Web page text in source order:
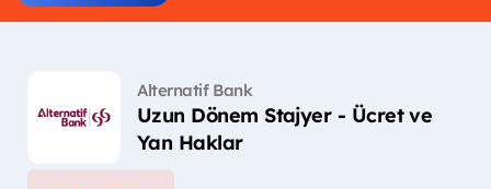
Alternatif Bank
Uzun Dönem Stajyer - Ücret ve
Yan Haklar